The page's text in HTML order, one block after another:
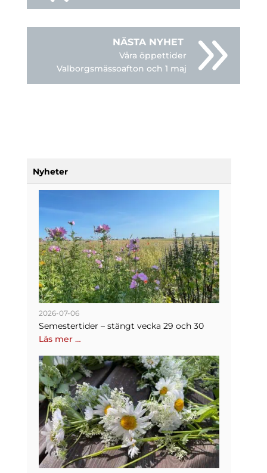
Nyheter
2026-07-06
Semestertider – stängt vecka 29 och 30
Läs mer …
Våra öppettider
Valborgsmässoafton och 1 maj